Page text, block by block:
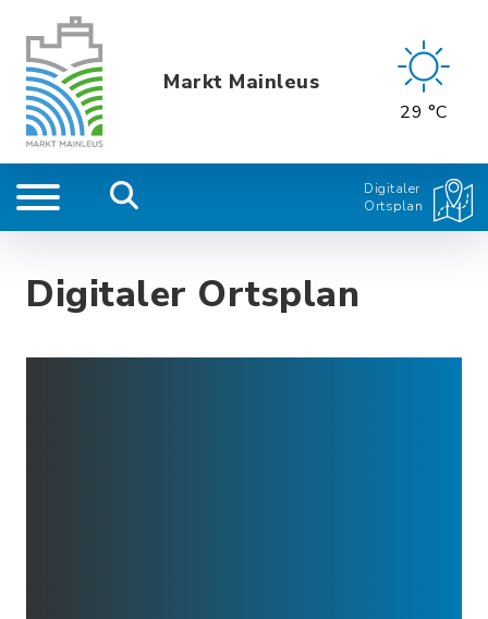
Markt Mainleus
29 °C
Digitaler
Ortsplan
Digitaler Ortsplan